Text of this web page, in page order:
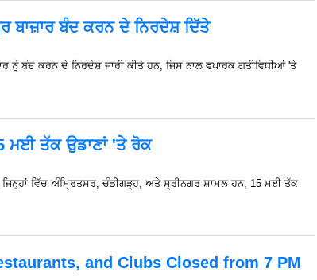
ਬੰਦ ਕਰਨ ਦੇ ਨਿਰਦੇਸ਼ ਦਿੱਤੇ
ਬੰਦ ਕਰਨ ਦੇ ਨਿਰਦੇਸ਼ ਜਾਰੀ ਕੀਤੇ ਹਨ, ਜਿਸ ਨਾਲ ਵਪਾਰਕ ਗਤੀਵਿਧੀਆਂ 'ਤੇ
ਮਈ ਤੱਕ ਉਡਾਣਾਂ 'ਤੇ ਰੋਕ
ਵਿੱਚ ਅੰਮ੍ਰਿਤਸਰ, ਚੰਡੀਗੜ੍ਹ, ਅਤੇ ਸ੍ਰੀਨਗਰ ਸ਼ਾਮਲ ਹਨ, 15 ਮਈ ਤੱਕ
and Clubs Closed from 7 PM